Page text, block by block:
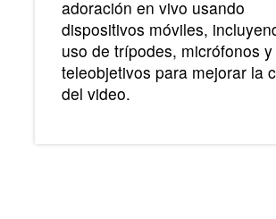
adoración en vivo usando
dispositivos móviles,
uso de trípodes, micrófonos y
teleobjetivos para mejorar la
del video.